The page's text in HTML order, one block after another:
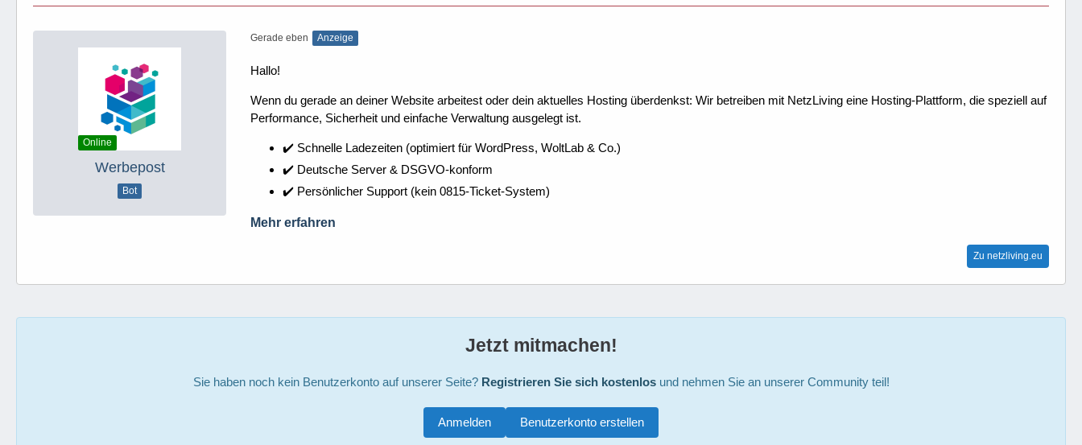
Online
Werbepost
Bot
Gerade eben Anzeige
Hallo!
Wenn du gerade an deiner Website arbeitest oder dein aktuelles Hosting überdenkst: Wir betreiben mit NetzLiving eine Hosting-Plattform, die speziell auf
Performance, Sicherheit und einfache Verwaltung ausgelegt ist.
✔️ Schnelle Ladezeiten (optimiert für WordPress, WoltLab & Co.)
✔️ Deutsche Server & DSGVO-konform
✔️ Persönlicher Support (kein 0815-Ticket-System)
Mehr erfahren
Zu netzliving.eu
Jetzt mitmachen!
Sie haben noch kein Benutzerkonto auf unserer Seite? Registrieren Sie sich kostenlosund nehmen Sie an unserer Community teil!
Benutzerkonto erstellen
Anmelden